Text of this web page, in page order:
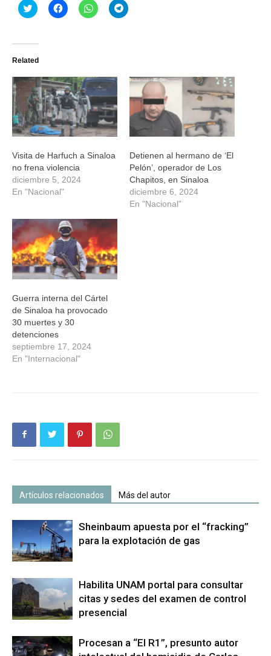
Haz
clic
Twitter
abre
una
ventana
nueva)
Haz
clic
una
ventana
nueva)
Haz
clic
una
ventana
nueva)
Haz
clic
una
ventana
nueva)
Related
Visita de Harfuch a Sinaloa
no frena violencia
diciembre 5, 2024
En "Nacional"
Detienen al hermano de ‘El
Pelón’, operador de Los
Chapitos, en Sinaloa
diciembre 6, 2024
En "Nacional"
Guerra interna del Cártel
de Sinaloa ha provocado
30 muertes y 30
detenciones
septiembre 17, 2024
En "Internacional"
Artículos relacionados Más del autor
Sheinbaum apuesta por el “fracking”
para la explotación de gas
Habilita UNAM portal para consultar
citas y sedes del examen de control
presencial
Procesan a “El R1”, presunto autor